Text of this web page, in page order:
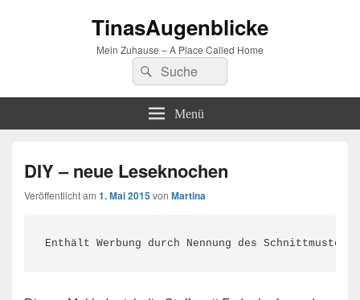
TinasAugenblicke
Mein Zuhause – A Place Called Home
Suchen
nach:
Suchen
Menü
DIY – neue Leseknochen
Veröffentlicht am 1. Mai 2015von Martina
Enthält Werbung durch Nennung des Schnittmusters